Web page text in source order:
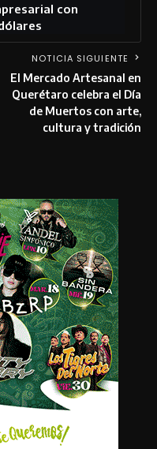
con
NOTICIA SIGUIENTE
El Mercado Artesanal en
Querétaro celebra el Día
de Muertos con arte,
cultura y tradición